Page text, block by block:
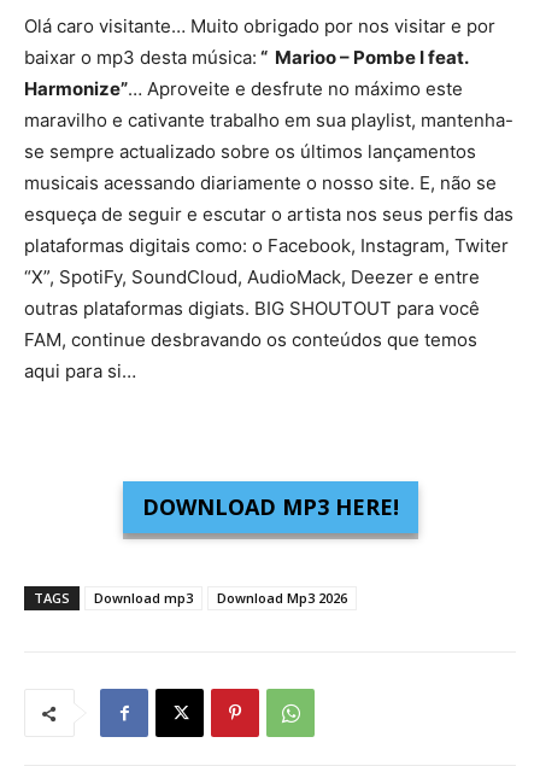
Olá caro visitante… Muito obrigado por nos visitar e por
baixar o mp3 desta música: “ Marioo – Pombe I feat.
Harmonize”… Aproveite e desfrute no máximo este
maravilho e cativante trabalho em sua playlist, mantenha-
se sempre actualizado sobre os últimos lançamentos
musicais acessando diariamente o nosso site. E, não se
esqueça de seguir e escutar o artista nos seus perfis das
plataformas digitais como: o Facebook, Instagram, Twiter
“X”, SpotiFy, SoundCloud, AudioMack, Deezer e entre
outras plataformas digiats. BIG SHOUTOUT para você
FAM, continue desbravando os conteúdos que temos
aqui para si…
DOWNLOAD MP3 HERE!
TAGS Download mp3 Download Mp3 2026